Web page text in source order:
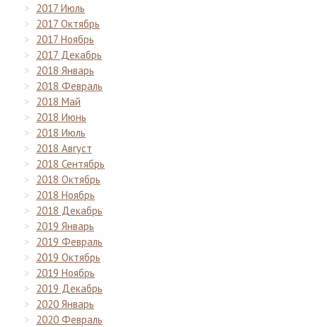
2017 Июль
2017 Октябрь
2017 Ноябрь
2017 Декабрь
2018 Январь
2018 Февраль
2018 Май
2018 Июнь
2018 Июль
2018 Август
2018 Сентябрь
2018 Октябрь
2018 Ноябрь
2018 Декабрь
2019 Январь
2019 Февраль
2019 Октябрь
2019 Ноябрь
2019 Декабрь
2020 Январь
2020 Февраль